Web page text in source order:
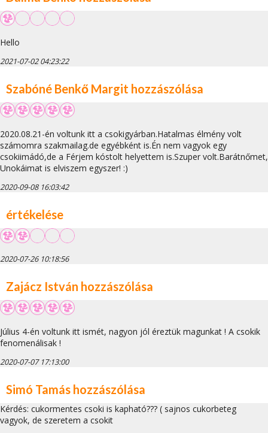
Hello
2021-07-02 04:23:22
Szabóné Benkő Margit hozzászólása
2020.08.21-én voltunk itt a csokigyárban.Hatalmas élmény volt
számomra szakmailag.de egyébként is.Én nem vagyok egy
csokiimádó,de a Férjem kóstolt helyettem is.Szuper volt.Barátnőmet,
Unokáimat is elviszem egyszer! :)
2020-09-08 16:03:42
értékelése
2020-07-26 10:18:56
Zajácz István hozzászólása
Július 4-én voltunk itt ismét, nagyon jól éreztük magunkat ! A csokik
fenomenálisak !
2020-07-07 17:13:00
Simó Tamás hozzászólása
Kérdés: cukormentes csoki is kapható??? ( sajnos cukorbeteg
vagyok, de szeretem a csokit